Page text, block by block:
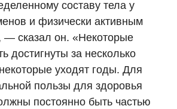
составу тела у
и физически активным
— сказал он. «Некоторые
достигнуты за несколько
уходят годы. Для
пользы для здоровья
постоянно быть частью